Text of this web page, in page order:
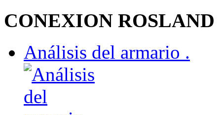
CONEXION ROSLAND
Análisis del armario .